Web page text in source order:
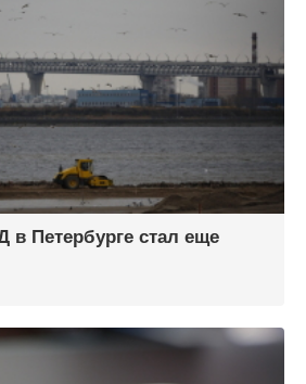
в Петербурге стал еще